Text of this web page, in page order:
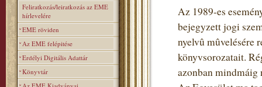
Feliratkozás/leiratkozás az EME
hírlevelére
EME röviden
Az EME felépitése
Erdélyi Digitális Adattár
Könyvtár
Az 1989-es
bejegyzett jogi
nyelvû mûvelésére
könyvsorozatait.
azonban mindmáig